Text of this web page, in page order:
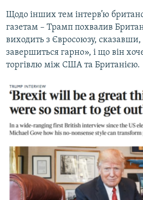
Щодо інших тем інтерв’ю
газетам – Трамп похвалив
виходить з Євросоюзу,
завершиться гарно», і що він
торгівлю між США та Британією.